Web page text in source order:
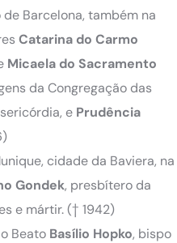
Barcelona, também na
Catarina do Carmo
Micaela do Sacramento
da Congregação das
e Prudência
cidade da Baviera, na
Gondek, presbítero da
e mártir. († 1942)
Beato Basílio Hopko, bispo